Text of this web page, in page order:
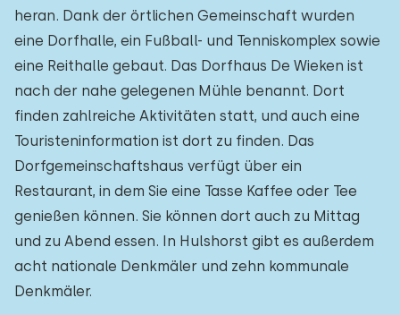
heran. Dank der örtlichen Gemeinschaft wurden
eine Dorfhalle, ein Fußball- und Tenniskomplex sowie
eine Reithalle gebaut. Das Dorfhaus De Wieken ist
nach der nahe gelegenen Mühle benannt. Dort
finden zahlreiche Aktivitäten statt, und auch eine
Touristeninformation ist dort zu finden. Das
Dorfgemeinschaftshaus verfügt über ein
Restaurant, in dem Sie eine Tasse Kaffee oder Tee
genießen können. Sie können dort auch zu Mittag
und zu Abend essen. In Hulshorst gibt es außerdem
acht nationale Denkmäler und zehn kommunale
Denkmäler.